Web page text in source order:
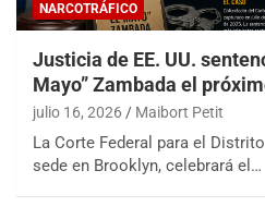
NARCOTRÁFICO
Justicia de EE. UU.
Mayo” Zambada el
julio 16, 2026 Maibort Petit
La Corte Federal para el
sede en Brooklyn, celebrará el…